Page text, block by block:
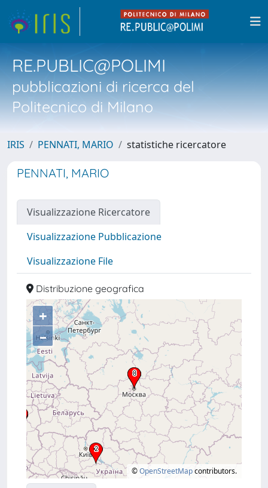
RE.PUBLIC@POLIMI
pubblicazioni di ricerca del
Politecnico di Milano
IRIS PENNATI, MARIO statistiche ricercatore
PENNATI, MARIO
Visualizzazione Ricercatore
Visualizzazione Pubblicazione
Visualizzazione File
Distribuzione geografica
+
–
©OpenStreetMapcontributors.